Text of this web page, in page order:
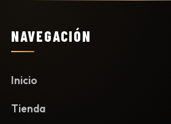
NAVEGACIÓN
Inicio
Tienda